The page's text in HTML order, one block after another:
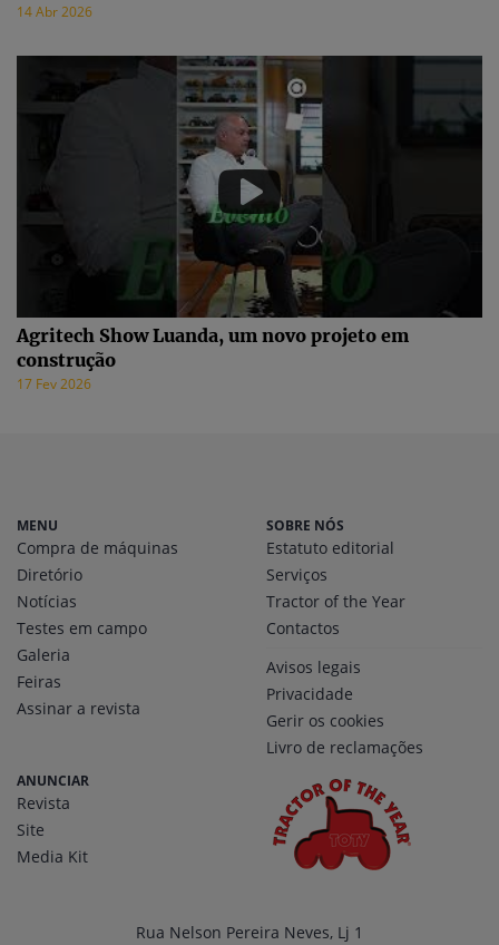
14 Abr 2026
Agritech Show Luanda, um novo projeto em
construção
17 Fev 2026
MENU
Compra de máquinas
Diretório
Notícias
Testes em campo
Galeria
Feiras
Assinar a revista
SOBRE NÓS
Estatuto editorial
Serviços
Tractor of the Year
Contactos
Avisos legais
Privacidade
Gerir os cookies
Livro de reclamações
ANUNCIAR
Revista
Site
Media Kit
Rua Nelson Pereira Neves, Lj 1